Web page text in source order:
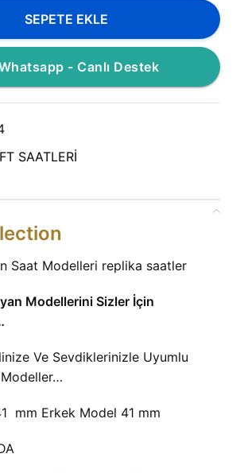
SEPETE EKLE
- Canlı Destek
SAATLERİ
Saat Modelleri replika saatler
Modellerini Sizler İçin
Ve Sevdiklerinizle Uyumlu
Modeller…
mm Erkek Model 41 mm